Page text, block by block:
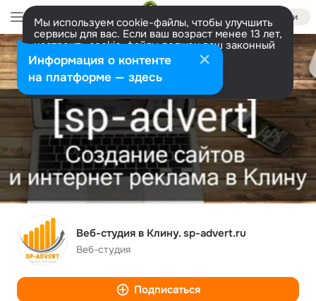
Войти
Мы используем cookie-файлы, чтобы улучшить
сервисы для вас. Если ваш возраст менее 13 лет,
настроить cookie-файлы должен ваш законный
представитель. Больше информации
Разрешить все Настроить
Веб-студия в Клину. sp-advert.ru
Веб-студия
Подписаться
Информация о контенте
на платформе — здесь